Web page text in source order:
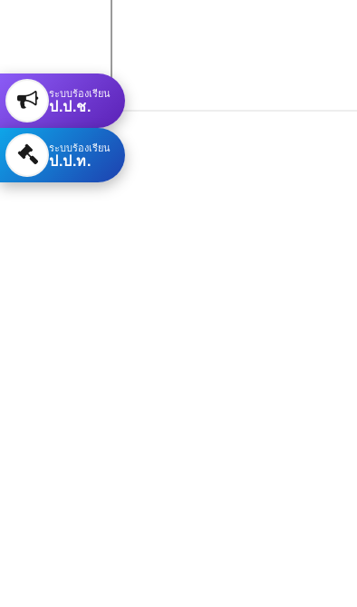
ระบบร้องเรียน
ป.ป.ช.
ระบบร้องเรียน
ป.ป.ท.